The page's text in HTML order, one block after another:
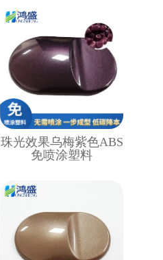
珠光效果乌梅紫色ABS
免喷涂塑料